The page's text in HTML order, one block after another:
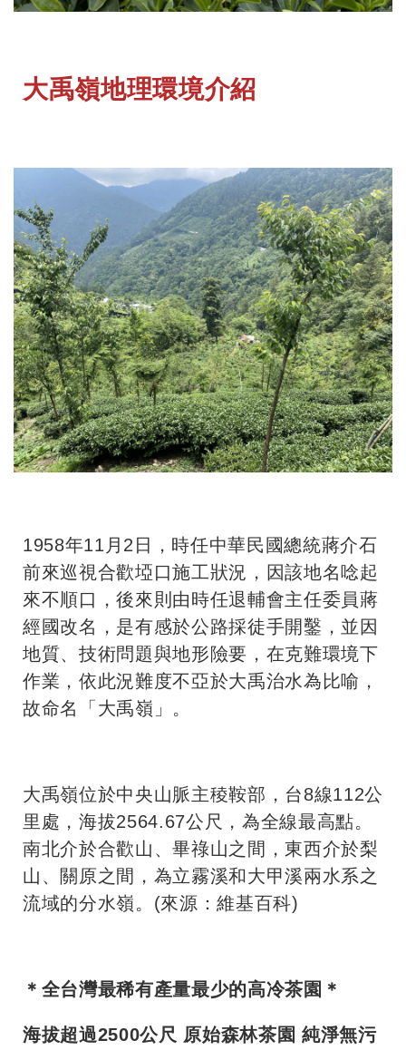
大禹嶺地理環境介紹
1958年11月2日，時任中華民國總統蔣介石
前來巡視合歡埡口施工狀況，因該地名唸起
來不順口，後來則由時任退輔會主任委員蔣
經國改名，是有感於公路採徒手開鑿，並因
地質、技術問題與地形險要，在克難環境下
作業，依此況難度不亞於大禹治水為比喻，
故命名「大禹嶺」。
大禹嶺位於中央山脈主稜鞍部，台8線112公
里處，海拔2564.67公尺，為全線最高點。
南北介於合歡山、畢祿山之間，東西介於梨
山、關原之間，為立霧溪和大甲溪兩水系之
流域的分水嶺。(來源：維基百科)
＊全台灣最稀有產量最少的高冷茶園＊
海拔超過2500公尺 原始森林茶園 純淨無污